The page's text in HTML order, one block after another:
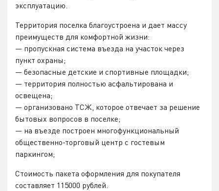
эксплуатацию.
Территория поселка благоустроена и дает массу
преимуществ для комфортной жизни:
— пропускная система въезда на участок через
пункт охраны;
— безопасные детские и спортивные площадки;
— территория полностью асфальтирована и
освещена;
— организовано ТСЖ, которое отвечает за решение
бытовых вопросов в поселке;
— на въезде построен многофункциональный
общественно-торговый центр с гостевым
паркингом;
Стоимость пакета оформления для покупателя
составляет 115000 рублей.